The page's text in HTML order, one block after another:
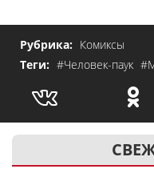
Рубрика: Комиксы
Теги: #Человек-паук